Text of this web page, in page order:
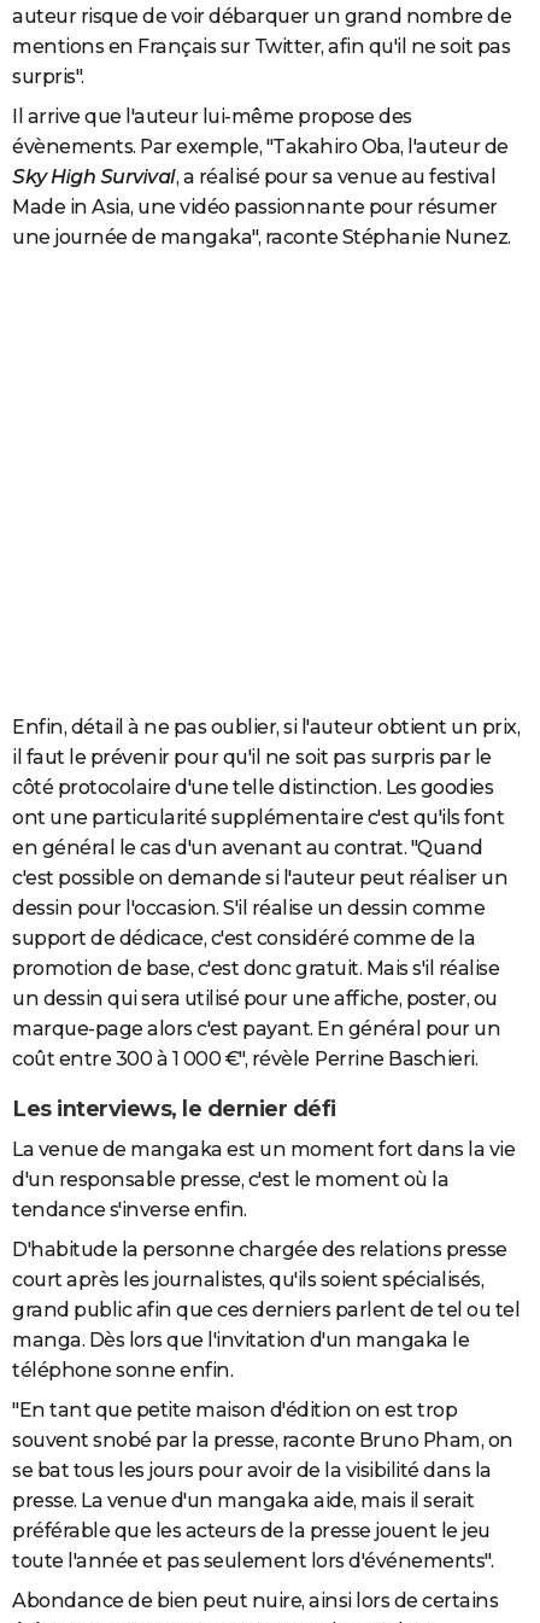
auteur risque de voir débarquer un grand nombre de
mentions en Français sur Twitter, afin qu'il ne soit pas
surpris".
Il arrive que l'auteur lui-même propose des
évènements. Par exemple, "Takahiro Oba, l'auteur de
Sky High Survival, a réalisé pour sa venue au festival
Made in Asia, une vidéo passionnante pour résumer
une journée de mangaka", raconte Stéphanie Nunez.
Enfin, détail à ne pas oublier, si l'auteur obtient un prix,
il faut le prévenir pour qu'il ne soit pas surpris par le
côté protocolaire d'une telle distinction. Les goodies
ont une particularité supplémentaire c'est qu'ils font
en général le cas d'un avenant au contrat. "Quand
c'est possible on demande si l'auteur peut réaliser un
dessin pour l'occasion. S'il réalise un dessin comme
support de dédicace, c'est considéré comme de la
promotion de base, c'est donc gratuit. Mais s'il réalise
un dessin qui sera utilisé pour une affiche, poster, ou
marque-page alors c'est payant. En général pour un
coût entre 300 à 1 000 €", révèle Perrine Baschieri.
Les interviews, le dernier défi
La venue de mangaka est un moment fort dans la vie
d'un responsable presse, c'est le moment où la
tendance s'inverse enfin.
D'habitude la personne chargée des relations presse
court après les journalistes, qu'ils soient spécialisés,
grand public afin que ces derniers parlent de tel ou tel
manga. Dès lors que l'invitation d'un mangaka le
téléphone sonne enfin.
"En tant que petite maison d'édition on est trop
souvent snobé par la presse, raconte Bruno Pham, on
se bat tous les jours pour avoir de la visibilité dans la
presse. La venue d'un mangaka aide, mais il serait
préférable que les acteurs de la presse jouent le jeu
toute l'année et pas seulement lors d'événements".
Abondance de bien peut nuire, ainsi lors de certains